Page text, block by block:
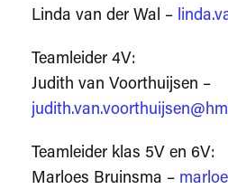
Linda van der Wal –
Teamleider 4V:
Judith van Voorthuijsen –
Teamleider klas 5V en 6V:
Marloes Bruinsma –